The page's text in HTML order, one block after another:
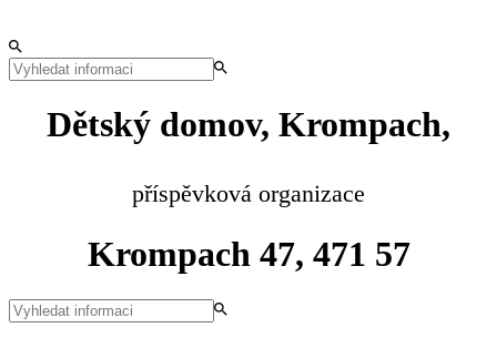
Dětský domov, Krompach,
příspěvková organizace
Krompach 47, 471 57